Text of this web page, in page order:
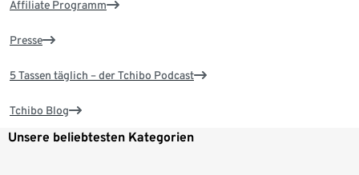
Affiliate Programm
Presse
5 Tassen täglich – der Tchibo Podcast
Tchibo Blog
Unsere beliebtesten Kategorien